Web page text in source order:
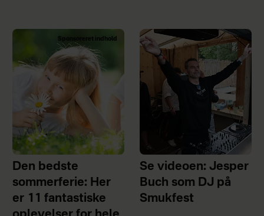
Sponsoreret indhold
Den bedste
sommerferie: Her
er 11 fantastiske
Se videoen: Jesper
Buch som DJ på
Smukfest